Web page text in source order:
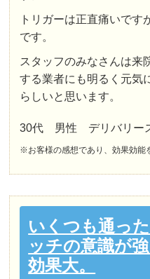
トリガーは正直痛いです
です。
スタッフのみなさんは来
する業者にも明るく元気
らしいと思います。
30代 男性 デリバリー
※お客様の感想であり、効果効能
いくつも通っ
ッチの意識が
効果大。